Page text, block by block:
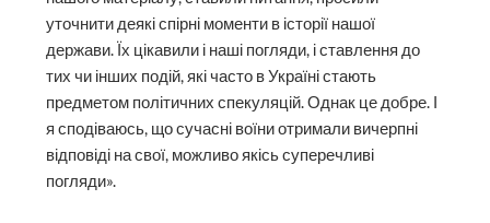
уточнити деякі спірні моменти в історії нашої
держави. Їх цікавили і наші погляди, і ставлення до
тих чи інших подій, які часто в Україні стають
предметом політичних спекуляцій. Однак це добре. І
я сподіваюсь, що сучасні воїни отримали вичерпні
відповіді на свої, можливо якісь суперечливі
погляди».